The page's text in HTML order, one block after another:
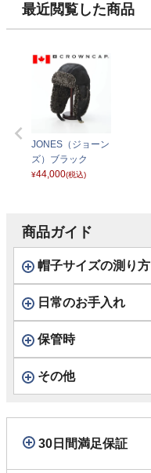
最近閲覧した商品
JONES（ジョーン
ズ）ブラック
¥44,000(税込)
商品ガイド
帽子サイズの測り方
日常のお手入れ
保管時
その他
30日間満足保証